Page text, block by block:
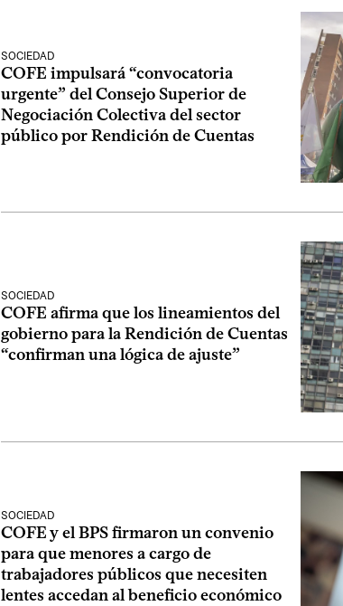
SOCIEDAD
COFE impulsará “convocatoria
urgente” del Consejo Superior de
Negociación Colectiva del sector
público por Rendición de Cuentas
SOCIEDAD
COFE afirma que los lineamientos del
gobierno para la Rendición de Cuentas
“confirman una lógica de ajuste”
SOCIEDAD
COFE y el BPS firmaron un convenio
para que menores a cargo de
trabajadores públicos que necesiten
lentes accedan al beneficio económico